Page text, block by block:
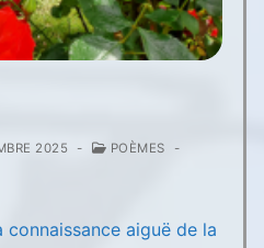
2025 - POÈMES -
aiguë de la